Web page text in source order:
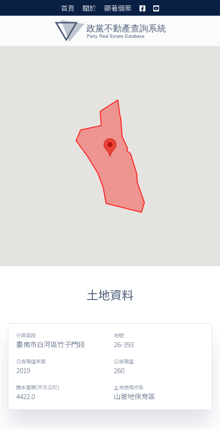
首頁 關於 顯著個案
土地資料
行政區段
臺南市白河區竹子門段
地號
26-393
公告現值年度
2019
公告現值
260
謄本面積(平方公尺)
4422.0
土地使用分區
山坡地保育區